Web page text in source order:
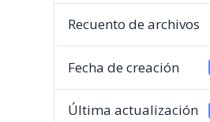
Recuento de archivos
Fecha de creación
Última actualización